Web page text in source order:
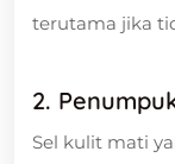
terutama jika
2.
Sel kulit mati